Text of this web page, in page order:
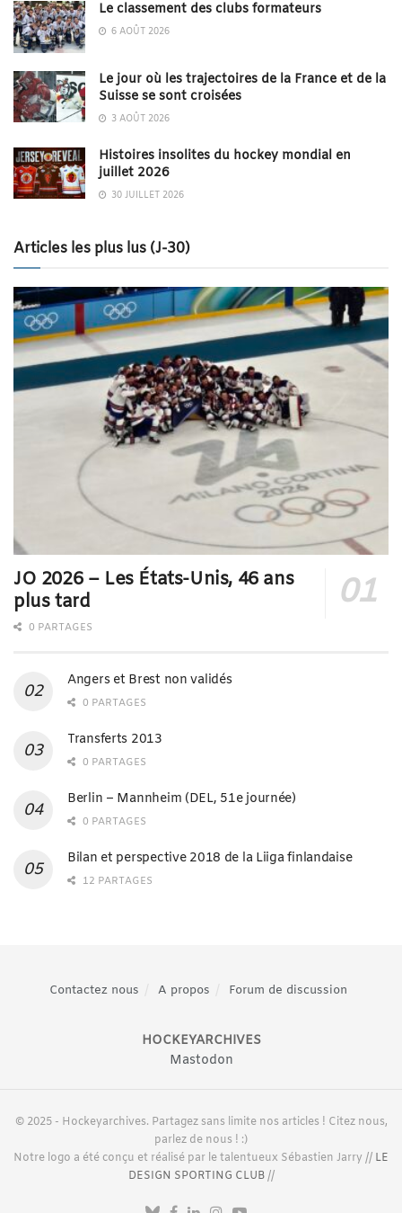
Le classement des clubs formateurs
6 AOÛT 2026
Le jour où les trajectoires de la France et de la
Suisse se sont croisées
3 AOÛT 2026
Histoires insolites du hockey mondial en
juillet 2026
30 JUILLET 2026
Articles les plus lus (J-30)
JO 2026 – Les États-Unis, 46 ans
plus tard
0 PARTAGES
Angers et Brest non validés
0 PARTAGES
Transferts 2013
0 PARTAGES
Berlin – Mannheim (DEL, 51e journée)
0 PARTAGES
Bilan et perspective 2018 de la Liiga finlandaise
12 PARTAGES
Contactez nous A propos Forum de discussion
HOCKEYARCHIVES
Mastodon
© 2025 - Hockeyarchives. Partagez sans limite nos articles ! Citez nous,
parlez de nous ! :)
Notre logo a été conçu et réalisé par le talentueux Sébastien Jarry // LE
DESIGN SPORTING CLUB//